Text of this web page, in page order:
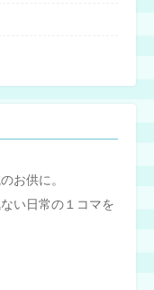
お供に。
い日常の１コマを